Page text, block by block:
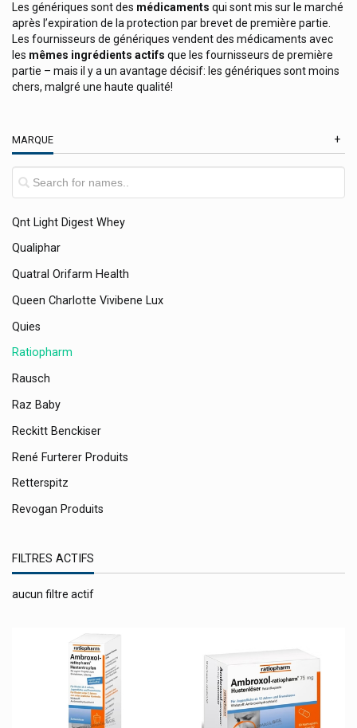
Les génériques sont des médicaments qui sont mis sur le marché
après l’expiration de la protection par brevet de première partie.
Les fournisseurs de génériques vendent des médicaments avec
les mêmes ingrédients actifs que les fournisseurs de première
partie – mais il y a un avantage décisif: les génériques sont moins
chers, malgré une haute qualité!
MARQUE
Protectis
Protefix
Protina Pharm
Pulmoll Pastilles
Pure Encapsulations Compléments
Puressentiel Produits Aromathérapique
Purol Produits Cosmétiques
Qnt Light Digest Whey
Qualiphar
Quatral Orifarm Health
Queen Charlotte Vivibene Lux
Quies
Ratiopharm
Rausch
Raz Baby
Reckitt Benckiser
René Furterer Produits
Retterspitz
Revogan Produits
Ricqles
Riopan
Rocal Groupe Lehning
FILTRES ACTIFS
aucun filtre actif